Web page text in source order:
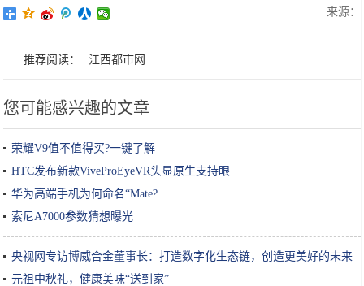
来源：
推荐阅读： 江西都市网
您可能感兴趣的文章
荣耀V9值不值得买?一键了解
HTC发布新款ViveProEyeVR头显原生支持眼
华为高端手机为何命名“Mate?
索尼A7000参数猜想曝光
央视网专访博威合金董事长：打造数字化生态链，创造更美好的未来
元祖中秋礼，健康美味“送到家”